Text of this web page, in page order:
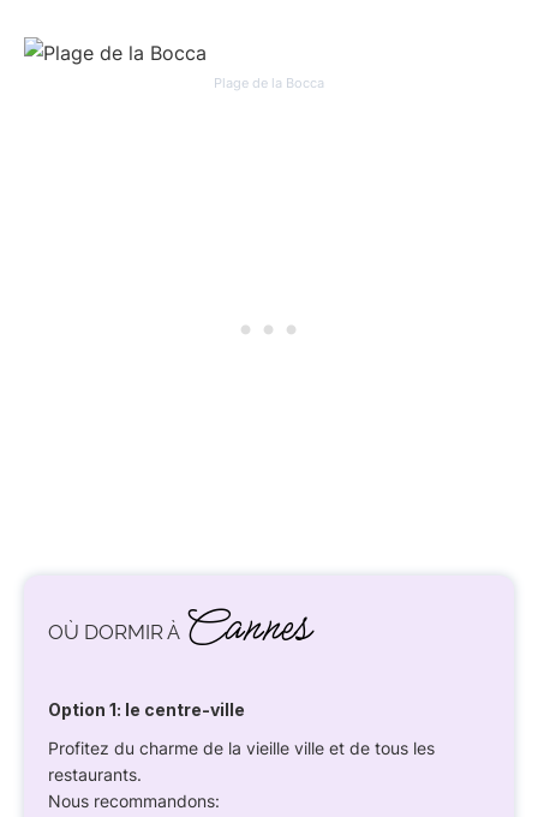
Plage de la Bocca
OÙ DORMIR À Cannes
Option 1: le centre-ville
Profitez du charme de la vieille ville et de tous les
restaurants.
Nous recommandons: